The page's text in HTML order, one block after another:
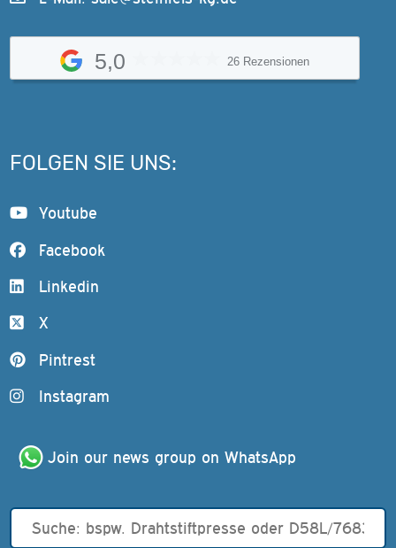
5,0 26 Rezensionen
FOLGEN SIE UNS:
Youtube
Facebook
Linkedin
X
Pintrest
Instagram
Join our news group on WhatsApp